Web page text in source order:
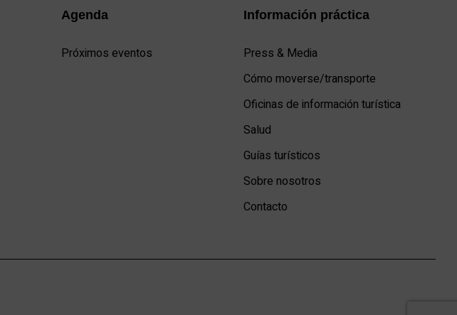
Agenda
Próximos eventos
Información práctica
Press & Media
Cómo moverse/transporte
Oficinas de información turística
Salud
Guías turísticos
Sobre nosotros
Contacto